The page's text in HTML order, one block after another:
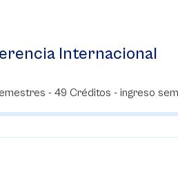
Internacional
- 49 Créditos - ingreso